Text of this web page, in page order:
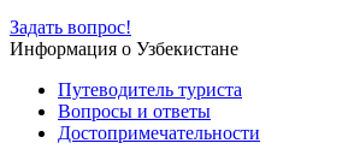
Задать вопрос!
Информация о Узбекистане
Путеводитель туриста
Вопросы и ответы
Достопримечательности